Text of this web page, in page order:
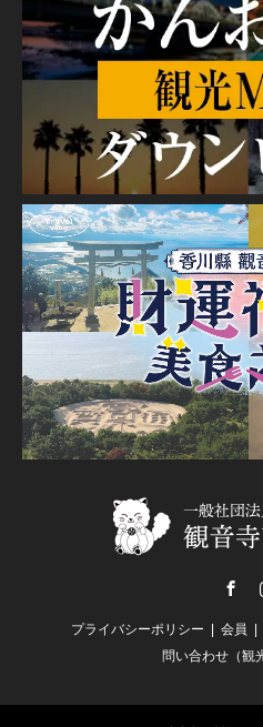
プライバシーポリシー 会員
問い合わせ（観